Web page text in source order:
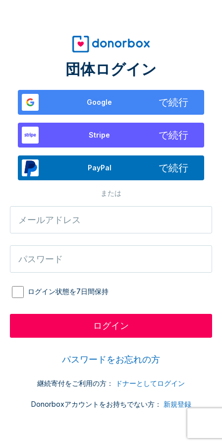
団体ログイン
Google で続行
Stripe で続行
PayPal で続行
または
ログイン状態を7日間保持
パスワードをお忘れの方
継続寄付をご利用の方： ドナーとしてログイン
Donorboxアカウントをお持ちでない方： 新規登録